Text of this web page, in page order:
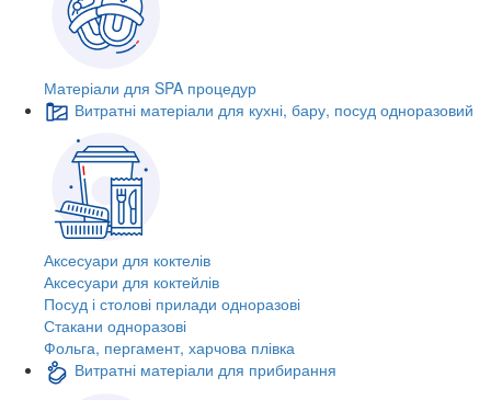
Матеріали для SPA процедур
Витратні матеріали для кухні, бару, посуд одноразовий
Аксесуари для коктелів
Аксесуари для коктейлів
Посуд і столові прилади одноразові
Стакани одноразові
Фольга, пергамент, харчова плівка
Витратні матеріали для прибирання